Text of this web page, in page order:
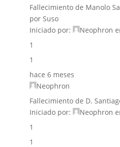
Fallecimiento de Manolo
por Suso
Iniciado por:
Neophron
1
1
hace 6 meses
Neophron
Fallecimiento de D.
Iniciado por:
Neophron
1
1